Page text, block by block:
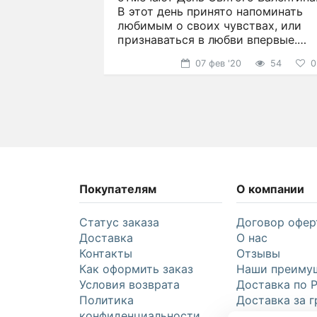
В этот день принято напоминать
любимым о своих чувствах, или
признаваться в любви впервые.
07 фев '20 54 0
Покупателям
Статус заказа
Доставка
Контакты
Как оформить заказ
Условия возврата
Политика
О компании
Договор
О нас
Отзывы
Наши
Доставка по
Доставка за